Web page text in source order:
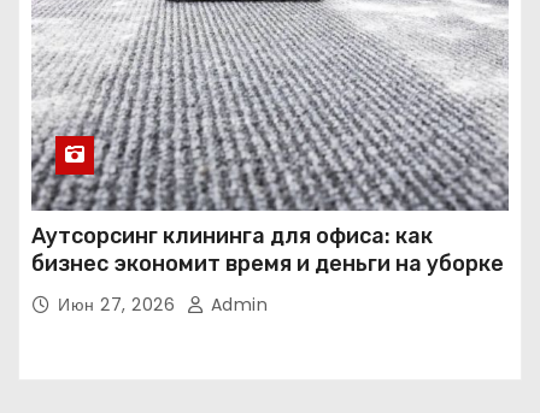
Аутсорсинг клининга для офиса: как
бизнес экономит время и деньги на уборке
Июн 27, 2026 Admin